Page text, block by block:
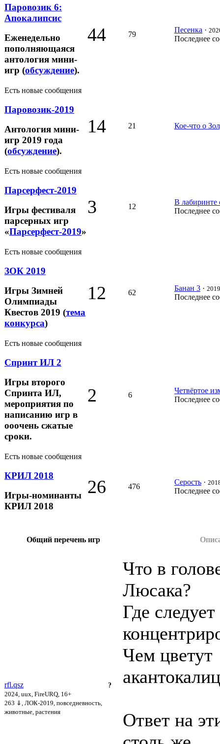
Паровозик 6:
Апокалипсис
Еженедельно
пополняющаяся
антология мини-
игр (обсуждение).
44 79
Песенка ·
Последнее
Есть новые сообщения
Паровозик-2019
Антология мини-
игр 2019 года
(обсуждение).
14 21 Кое-что о
Есть новые сообщения
Парсерфест-2019
Игры фестиваля
парсерных игр
«Парсерфест-2019»
3 12
В лабиринте
Последнее
Есть новые сообщения
ЗОК 2019
Игры Зимней
Олимпиады
Квестов 2019 (тема
конкурса)
12 62
Банан 3 ·
Последнее
Есть новые сообщения
Спринт ИЛ 2
Игры второго
Спринта ИЛ,
мероприятия по
написанию игр в
ооочень сжатые
сроки.
2 6
Четвёртое
Последнее
Есть новые сообщения
КРИЛ 2018
Игры-номинанты
КРИЛ 2018
26 476
Серость ·
Последнее
Общий перечень игр
?
rfl.qsz
2024, uux, FireURQ, 16+
263 ⇓ , ЛОК-2019, повседневность,
животные, растения
Что в
Люсака?
Где следует
Чем цветут
Ответ на